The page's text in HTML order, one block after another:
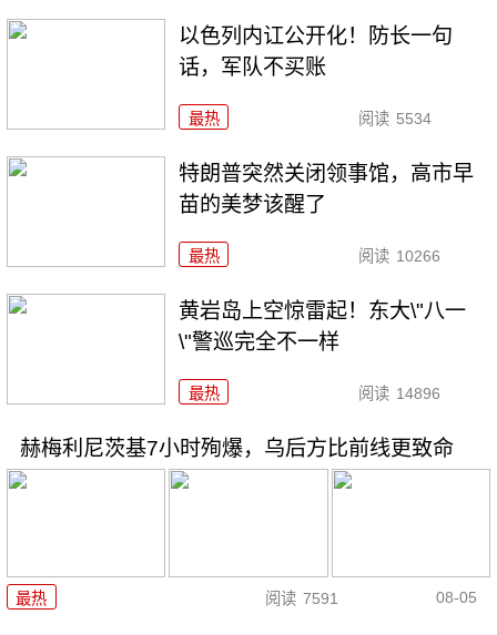
以色列内讧公开化！防长一句
话，军队不买账
最热 阅读 5534
特朗普突然关闭领事馆，高市早
苗的美梦该醒了
最热 阅读 10266
黄岩岛上空惊雷起！东大\"八一
\"警巡完全不一样
最热 阅读 14896
赫梅利尼茨基7小时殉爆，乌后方比前线更致命
最热 阅读 7591 08-05